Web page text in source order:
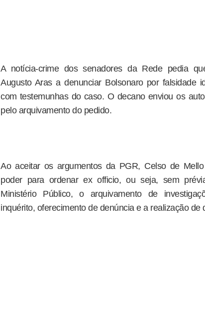
A notícia-crime dos senadores da Rede pedia
Augusto Aras a denunciar Bolsonaro por falsidade
com testemunhas do caso. O decano enviou os
pelo arquivamento do pedido.
Ao aceitar os argumentos da PGR, Celso de
poder para ordenar ex officio, ou seja, sem
Ministério Público, o arquivamento de
inquérito, oferecimento de denúncia e a realização de